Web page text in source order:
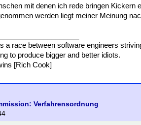
mit denen ich rede bringen Kickern
werden liegt meiner Meinung
a race between software engineers
to produce bigger and better idiots.
[Rich Cook]
Verfahrensordnung